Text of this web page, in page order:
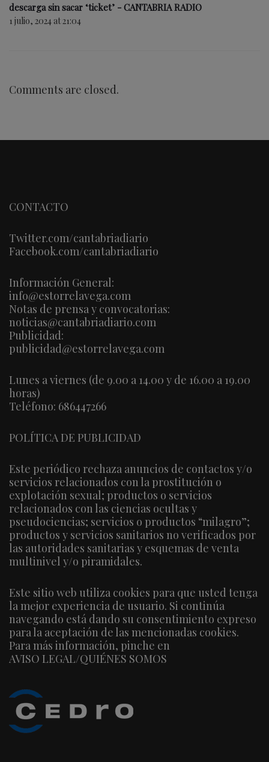
descarga sin sacar ‘ticket’ - CANTABRIA RADIO
1 julio, 2024 at 21:04
Comments are closed.
CONTACTO
Twitter.com/cantabriadiario
Facebook.com/cantabriadiario
Información General:
info@estorrelavega.com
Notas de prensa y convocatorias:
noticias@cantabriadiario.com
Publicidad:
publicidad@estorrelavega.com
Lunes a viernes (de 9.00 a 14.00 y de 16.00 a 19.00
horas)
Teléfono: 686447266
POLÍTICA DE PUBLICIDAD
Este periódico rechaza anuncios de contactos y/o
servicios relacionados con la prostitución o
explotación sexual; productos o servicios
relacionados con las ciencias ocultas y
pseudociencias; servicios o productos “milagro”;
productos y servicios sanitarios no verificados por
las autoridades sanitarias y esquemas de venta
multinivel y/o piramidales.
Este sitio web utiliza cookies para que usted tenga
la mejor experiencia de usuario. Si continúa
navegando está dando su consentimiento expreso
para la aceptación de las mencionadas cookies.
Para más información, pinche en
AVISO LEGAL/QUIÉNES SOMOS